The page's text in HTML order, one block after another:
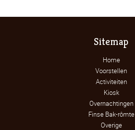
Sitemap
Home
Voorstellen
Activiteiten
Kiosk
Overnachtingen
Finse Bak-rômte
Overige